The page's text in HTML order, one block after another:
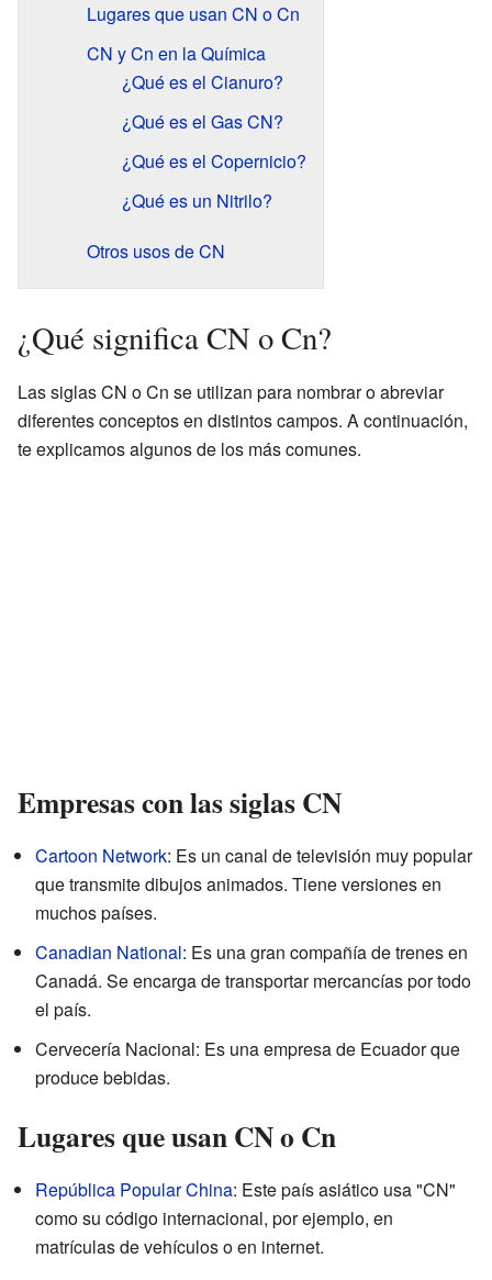
Lugares que usan CN o Cn
CN y Cn en la Química
¿Qué es el Cianuro?
¿Qué es el Gas CN?
¿Qué es el Copernicio?
¿Qué es un Nitrilo?
Otros usos de CN
¿Qué significa CN o Cn?
Las siglas CN o Cn se utilizan para nombrar o abreviar
diferentes conceptos en distintos campos. A continuación,
te explicamos algunos de los más comunes.
Empresas con las siglas CN
Cartoon Network: Es un canal de televisión muy popular
que transmite dibujos animados. Tiene versiones en
muchos países.
Canadian National: Es una gran compañía de trenes en
Canadá. Se encarga de transportar mercancías por todo
el país.
Cervecería Nacional: Es una empresa de Ecuador que
produce bebidas.
Lugares que usan CN o Cn
República Popular China: Este país asiático usa "CN"
como su código internacional, por ejemplo, en
matrículas de vehículos o en internet.